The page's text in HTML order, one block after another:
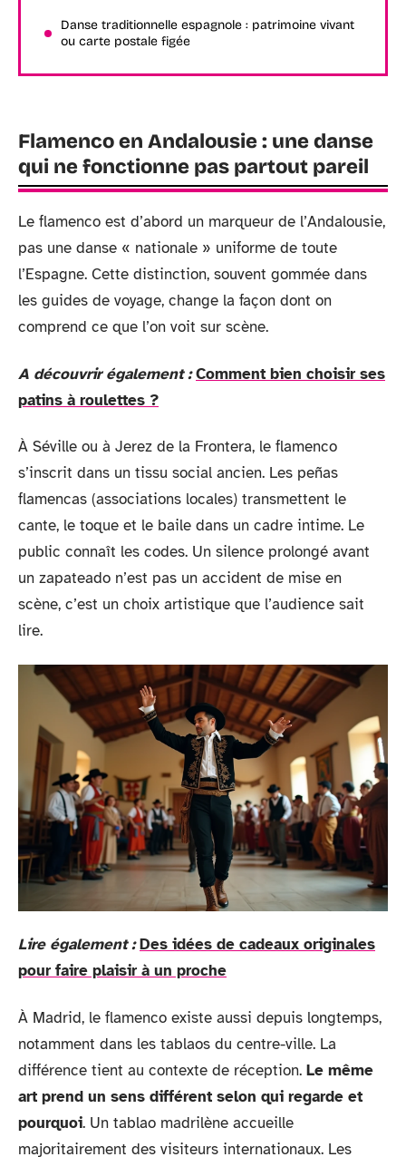
Danse traditionnelle espagnole : patrimoine vivant
ou carte postale figée
Flamenco en Andalousie : une danse
qui ne fonctionne pas partout pareil
Le flamenco est d’abord un marqueur de l’Andalousie,
pas une danse « nationale » uniforme de toute
l’Espagne. Cette distinction, souvent gommée dans
les guides de voyage, change la façon dont on
comprend ce que l’on voit sur scène.
A découvrir également : Comment bien choisir ses
patins à roulettes ?
À Séville ou à Jerez de la Frontera, le flamenco
s’inscrit dans un tissu social ancien. Les peñas
flamencas (associations locales) transmettent le
cante, le toque et le baile dans un cadre intime. Le
public connaît les codes. Un silence prolongé avant
un zapateado n’est pas un accident de mise en
scène, c’est un choix artistique que l’audience sait
lire.
Lire également : Des idées de cadeaux originales
pour faire plaisir à un proche
À Madrid, le flamenco existe aussi depuis longtemps,
notamment dans les tablaos du centre-ville. La
différence tient au contexte de réception. Le même
art prend un sens différent selon qui regarde et
pourquoi. Un tablao madrilène accueille
majoritairement des visiteurs internationaux. Les